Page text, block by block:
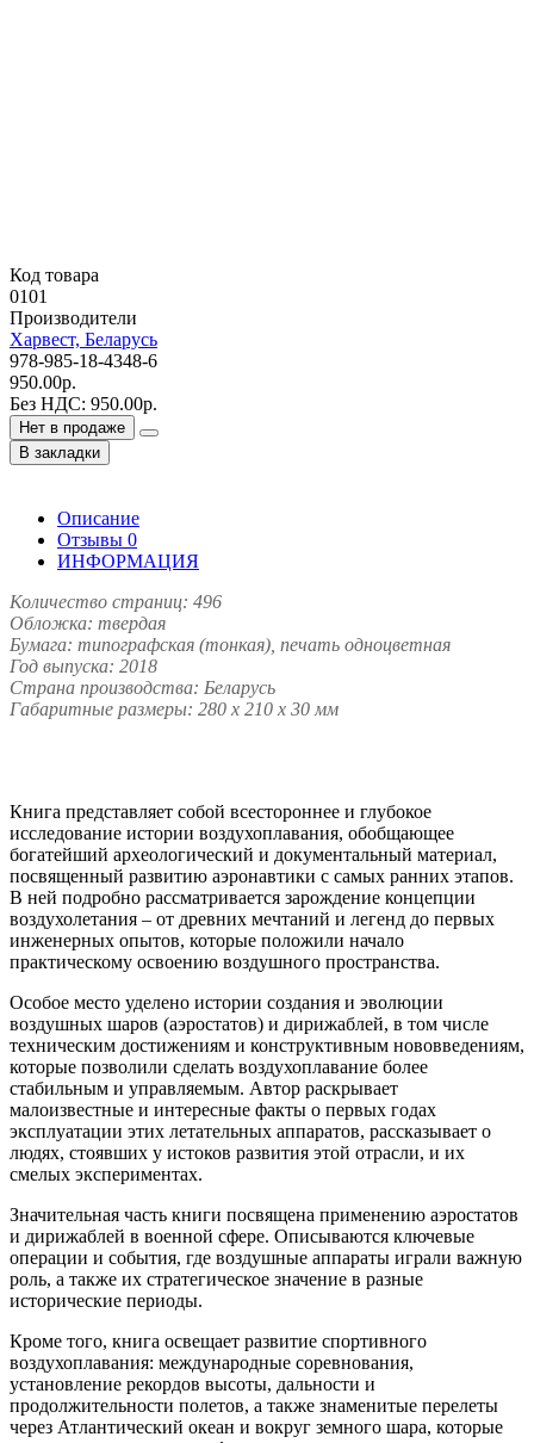
Код товара
0101
Производители
Харвест, Беларусь
978-985-18-4348-6
950.00р.
Без НДС: 950.00р.
Нет в продаже
В закладки
Описание
Отзывы 0
ИНФОРМАЦИЯ
Количество страниц: 496
Обложка: твердая
Бумага: типографская (тонкая), печать одноцветная
Год выпуска: 2018
Страна производства: Беларусь
Габаритные размеры: 280 х 210 х 30 мм
Книга представляет собой всестороннее и глубокое
исследование истории воздухоплавания, обобщающее
богатейший археологический и документальный материал,
посвященный развитию аэронавтики с самых ранних этапов.
В ней подробно рассматривается зарождение концепции
воздухолетания – от древних мечтаний и легенд до первых
инженерных опытов, которые положили начало
практическому освоению воздушного пространства.
Особое место уделено истории создания и эволюции
воздушных шаров (аэростатов) и дирижаблей, в том числе
техническим достижениям и конструктивным нововведениям,
которые позволили сделать воздухоплавание более
стабильным и управляемым. Автор раскрывает
малоизвестные и интересные факты о первых годах
эксплуатации этих летательных аппаратов, рассказывает о
людях, стоявших у истоков развития этой отрасли, и их
смелых экспериментах.
Значительная часть книги посвящена применению аэростатов
и дирижаблей в военной сфере. Описываются ключевые
операции и события, где воздушные аппараты играли важную
роль, а также их стратегическое значение в разные
исторические периоды.
Кроме того, книга освещает развитие спортивного
воздухоплавания: международные соревнования,
установление рекордов высоты, дальности и
продолжительности полетов, а также знаменитые перелеты
через Атлантический океан и вокруг земного шара, которые